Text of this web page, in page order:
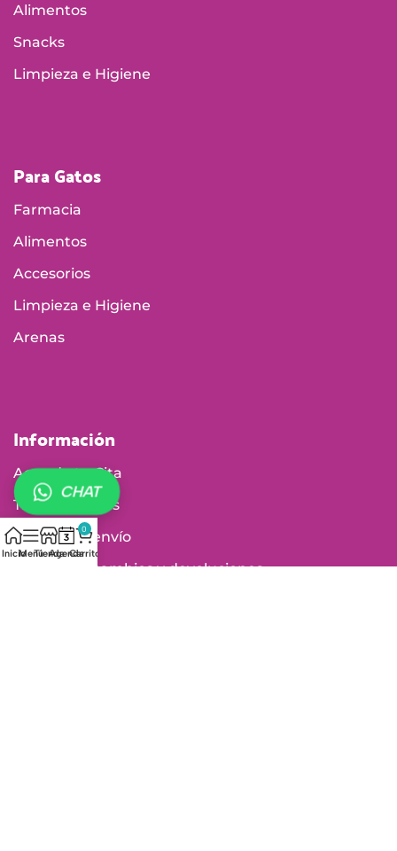
Alimentos
Snacks
Limpieza e Higiene
Para Gatos
Farmacia
Alimentos
Accesorios
Limpieza e Higiene
Arenas
Información
Agenda tu Cita
Tiendas Físicas
Política de envío
Política de cambios y devoluciones
CHAT
InicioMenúTiendaAgenda
0
Carrito